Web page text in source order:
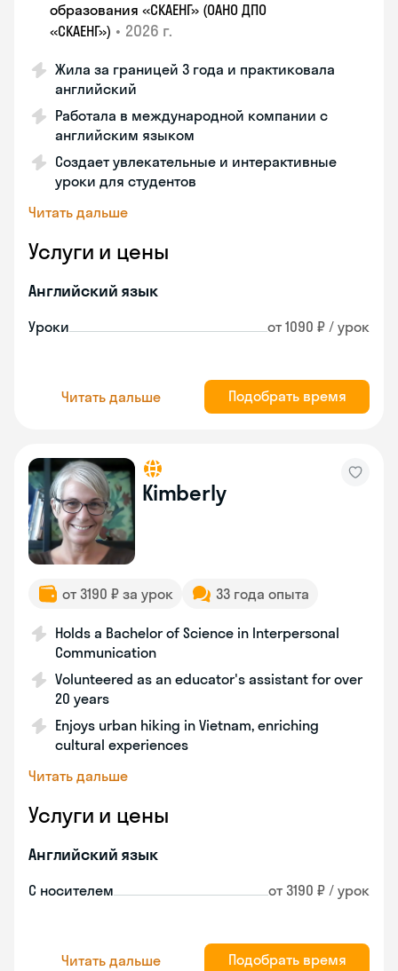
образования «СКАЕНГ» (ОАНО ДПО
«СКАЕНГ») • 2026 г.
Жила за границей 3 года и практиковала
английский
Работала в международной компании с
английским языком
Создает увлекательные и интерактивные
уроки для студентов
Читать дальше
Услуги и цены
Английский язык
Уроки от 1090 ₽ / урок
Читать дальше Подобрать время
Kimberly
от 3190 ₽ за урок 33 года опыта
Holds a Bachelor of Science in Interpersonal
Communication
Volunteered as an educator's assistant for over
20 years
Enjoys urban hiking in Vietnam, enriching
cultural experiences
Читать дальше
Услуги и цены
Английский язык
С носителем от 3190 ₽ / урок
Читать дальше Подобрать время